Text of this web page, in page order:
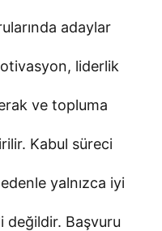
adaylar
liderlik
ve topluma
Kabul süreci
yalnızca iyi
değildir. Başvuru